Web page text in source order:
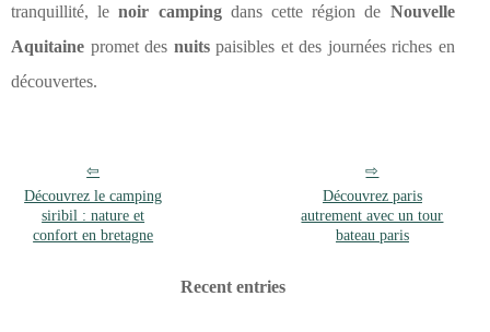
tranquillité, lenoir campingdans cette région de Nouvelle
Aquitaine promet des nuitspaisibles et des journées riches en
découvertes.
Découvrez le camping
siribil : nature et
confort en bretagne
Découvrez paris
autrement avec un tour
bateau paris
Recent entries